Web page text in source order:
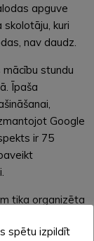
apguve
kuri
nav daudz.
stundu
Īpaša
Google
ir 75
tika organizēta
un
spētu izpildīt